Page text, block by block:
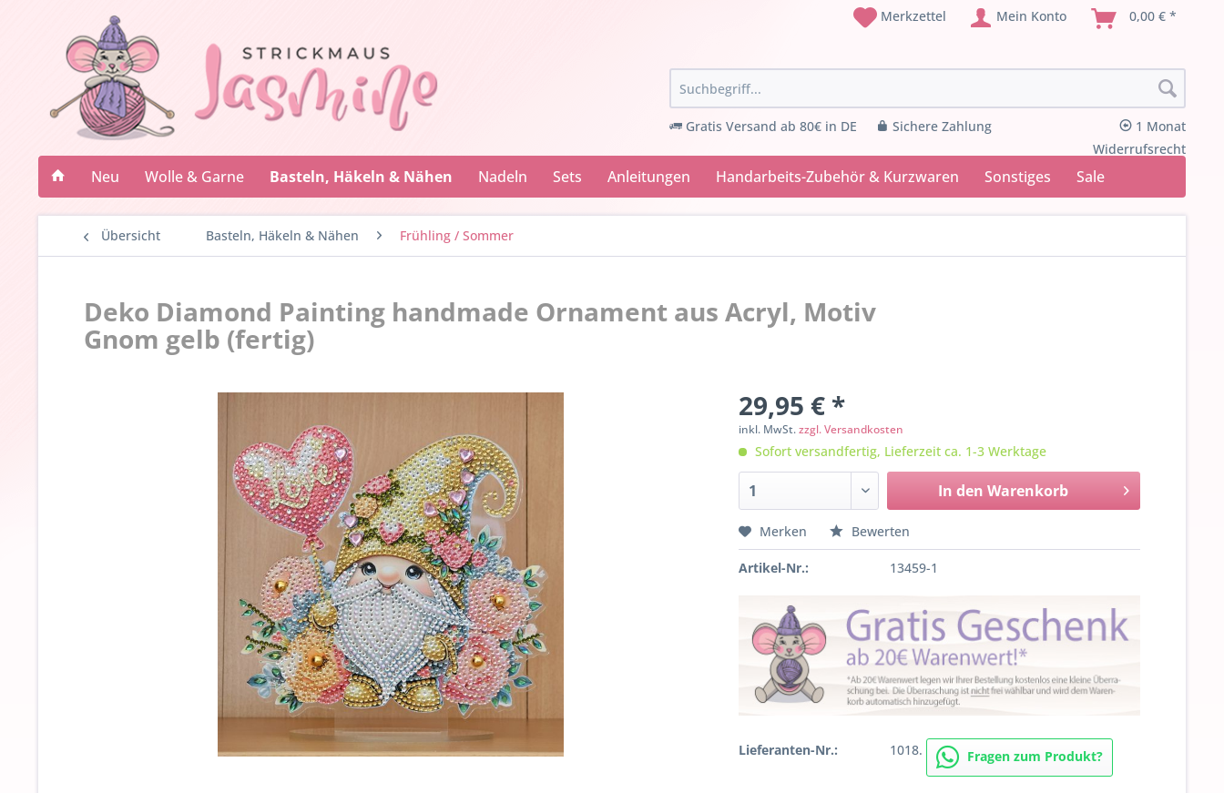
Merkzettel Mein Konto 0,00 € *
Gratis Versand ab 80€ in DE Sichere Zahlung
1 Monat
Widerrufsrecht
Neu Wolle & Garne Basteln, Häkeln & Nähen Nadeln Sets Anleitungen Handarbeits-Zubehör & Kurzwaren Sonstiges Sale
Übersicht Basteln, Häkeln & Nähen Frühling / Sommer
Deko Diamond Painting handmade Ornament aus Acryl, Motiv
Gnom gelb (fertig)
29,95 € *
inkl. MwSt.zzgl. Versandkosten
Sofort versandfertig, Lieferzeit ca. 1-3 Werktage
In den Warenkorb
Merken Bewerten
Artikel-Nr.: 13459-1
Lieferanten-Nr.: 1018. Fragen zum Produkt?